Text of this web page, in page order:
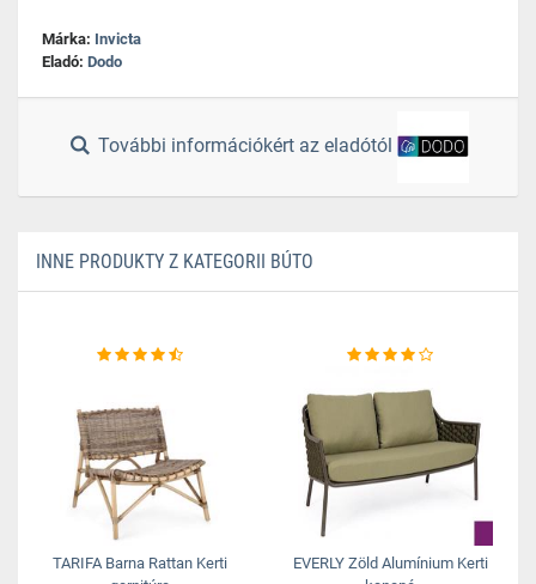
Márka: Invicta
Eladó: Dodo
További információkért az eladótól
INNE PRODUKTY Z KATEGORII BÚTO
TARIFA Barna Rattan Kerti
EVERLY Zöld Alumínium Kerti